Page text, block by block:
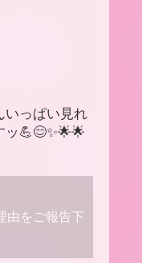
っぱい見れ
💪😊✨🌟🌟
由をご報告下